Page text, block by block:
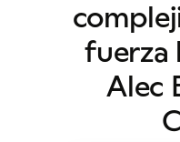
fuerza
Alec